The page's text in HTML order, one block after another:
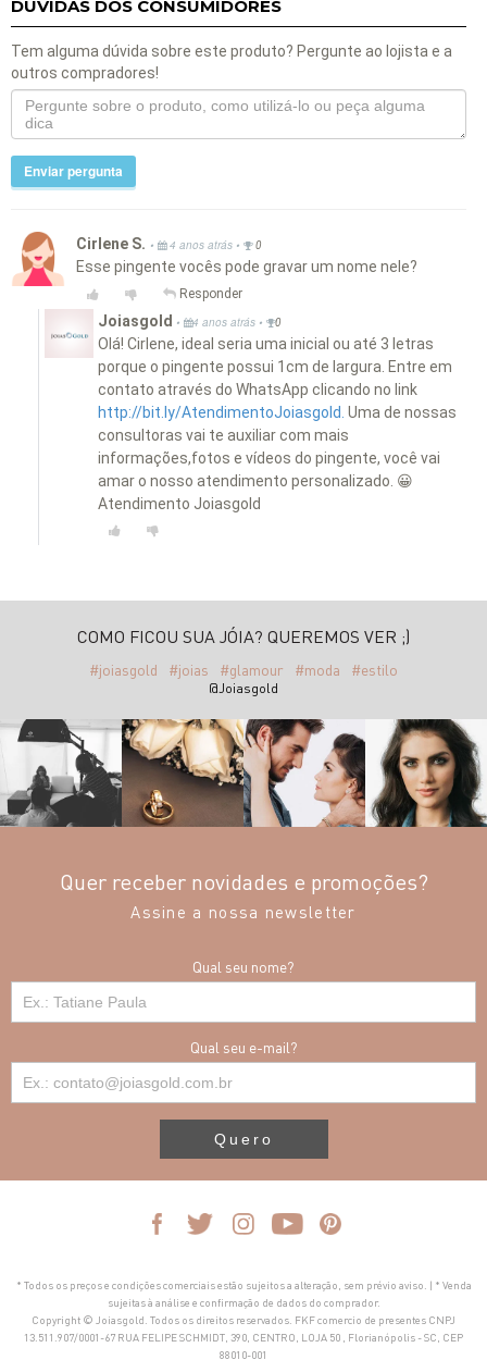
DÚVIDAS DOS CONSUMIDORES
Tem alguma dúvida sobre este produto? Pergunte ao lojista e a
outros compradores!
Enviar pergunta
Cirlene S. • 4 anos atrás • 0
Esse pingente vocês pode gravar um nome nele?
Responder
Joiasgold • 4 anos atrás • 0
Olá! Cirlene, ideal seria uma inicial ou até 3 letras
porque o pingente possui 1cm de largura. Entre em
contato através do WhatsApp clicando no link
http://bit.ly/AtendimentoJoiasgold. Uma de nossas
consultoras vai te auxiliar com mais
informações,fotos e vídeos do pingente, você vai
amar o nosso atendimento personalizado. 😀
Atendimento Joiasgold
COMO FICOU SUA JÓIA? QUEREMOS VER ;)
#joiasgold #joias #glamour #moda #estilo
@Joiasgold
Quer receber novidades e promoções?
Assine a nossa newsletter
Qual seu nome?
Qual seu e-mail?
Quero
* Todos os preços e condições comerciais estão sujeitos a alteração, sem prévio aviso. | * Venda
sujeitas à análise e confirmação de dados do comprador.
Copyright © Joiasgold. Todos os direitos reservados. FKF comercio de presentes CNPJ
13.511.907/0001-67 RUA FELIPE SCHMIDT, 390, CENTRO, LOJA 50 , Florianópolis - SC, CEP
88010-001